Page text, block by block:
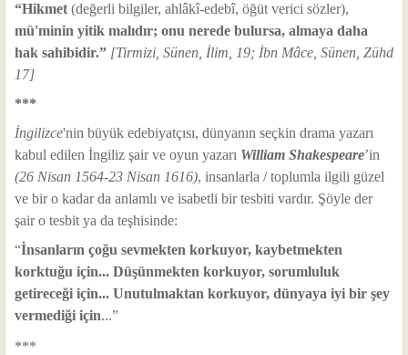
“Hikmet (değerli bilgiler, ahlâkî-edebî, öğüt verici sözler),
mü'minin yitik malıdır; onu nerede bulursa, almaya daha
hak sahibidir.” [Tirmizi, Sünen, İlim, 19; İbn Mâce, Sünen, Zühd
17]
***
İngilizce'nin büyük edebiyatçısı, dünyanın seçkin drama yazarı
kabul edilen İngiliz şair ve oyun yazarı William Shakespeare’in
(26 Nisan 1564-23 Nisan 1616), insanlarla / toplumla ilgili güzel
ve bir o kadar da anlamlı ve isabetli bir tesbiti vardır. Şöyle der
şair o tesbit ya da teşhisinde:
“İnsanların çoğu sevmekten korkuyor, kaybetmekten
korktuğu için... Düşünmekten korkuyor, sorumluluk
getireceği için... Unutulmaktan korkuyor, dünyaya iyi bir şey
vermediği için...”
***